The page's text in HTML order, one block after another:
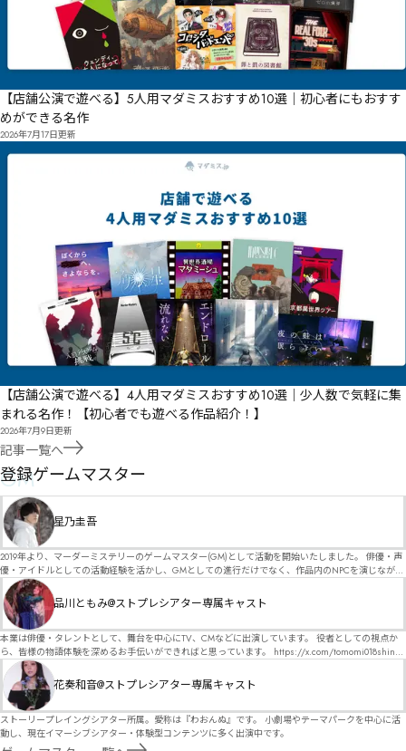
【店舗公演で遊べる】5人用マダミスおすすめ10選｜初心者にもおすす
めができる名作
2026年7月17日更新
【店舗公演で遊べる】4人用マダミスおすすめ10選｜少人数で気軽に集
まれる名作！【初心者でも遊べる作品紹介！】
2026年7月9日更新
記事一覧へ
GM
登録ゲームマスター
星乃圭吾
2019年より、マーダーミステリーのゲームマスター(GM)として活動を開始いたしました。 俳優・声
優・アイドルとしての活動経験を活かし、GMとしての進行だけでなく、作品内のNPCを演じなが
ら、お客様に物語の世界へ入り込んでいただくような演出・サービスを得意としています。 自分自
身でも作品制作を行っているので、作家さんが作品に込めた想いや意図を大切にしながら、その作
品の魅力をお客様に届けられるような公演を心がけています。 参加してくださる皆様がどんなエン
ディングを迎えるのか、どんな物語が生まれるのかを想像しながら、公演を進めていく時間が本当
に大好きです！ 対応可能作品は、オフライン（対面）作品のみとなります。 得意分野をひとつ挙げ
るなら恋愛もの（恋愛要素を含むシナリオ）ですが、ファンタジー、デスゲーム、青春ものなど、
ジャンルを問わず幅広く対応可能です！お任せください！ 《所属団体・店舗》 ★ Lanbelysma -ラン
ビリズマ- (代表・制作・GM) ★ ストーリープレイングシアター (GM) ★ フィネガンズ ウェイク
(GM)
品川ともみ@ストプレシアター専属キャスト
本業は俳優・タレントとして、舞台を中心にTV、CMなどに出演しています。 役者としての視点か
ら、皆様の物語体験を深めるお手伝いができればと思っています。 https://x.com/tomomi018shin?
s=11 活動内容はSNSにて投稿しています。 SPT所属。 ストーリープレイングシアター「星詠みの
標」にてGMデビュー。 ボードゲーム×体感型演劇 イマーシブカフェ「コアクト」(不定期開催)出
演中。
花奏和音@ストプレシアター専属キャスト
ストーリープレイングシアター所属。愛称は『わおんぬ』です。 小劇場やテーマパークを中心に活
動し、現在イマーシブシアター・体験型コンテンツに多く出演中です。